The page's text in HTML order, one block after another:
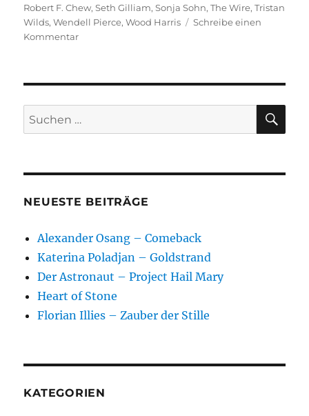
Robert F. Chew,Seth Gilliam,Sonja Sohn,The Wire,Tristan
Wilds,Wendell Pierce,Wood Harris
Schreibe einen
Kommentarzu
wichtigsten
Charaktere
Suchen
nach:
NEUESTE BEITRÄGE
Alexander Osang – Comeback
Katerina Poladjan – Goldstrand
Der Astronaut – Project Hail Mary
Heart of Stone
Florian Illies – Zauber der Stille
KATEGORIEN